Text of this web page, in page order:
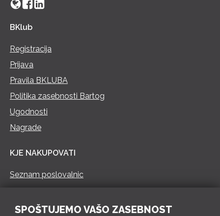
BKlub
Registracija
Prijava
Pravila BKLUBA
Politika zasebnosti Bartog
Ugodnosti
Nagrade
KJE NAKUPOVATI
Seznam poslovalnic
SPOŠTUJEMO VAŠO ZASEBNOST